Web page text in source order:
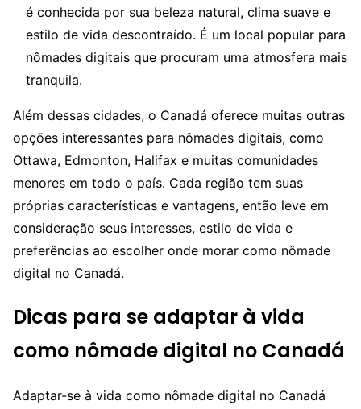
é conhecida por sua beleza natural, clima suave e
estilo de vida descontraído. É um local popular para
nômades digitais que procuram uma atmosfera mais
tranquila.
Além dessas cidades, o Canadá oferece muitas outras
opções interessantes para nômades digitais, como
Ottawa, Edmonton, Halifax e muitas comunidades
menores em todo o país. Cada região tem suas
próprias características e vantagens, então leve em
consideração seus interesses, estilo de vida e
preferências ao escolher onde morar como nômade
digital no Canadá.
Dicas para se adaptar à vida
como nômade digital no Canadá
Adaptar-se à vida como nômade digital no Canadá